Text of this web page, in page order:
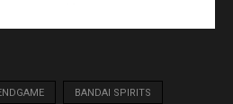
BANDAI SPIRITS